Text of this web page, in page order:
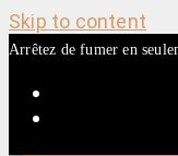
Skip to content
Arrêtez de fumer en